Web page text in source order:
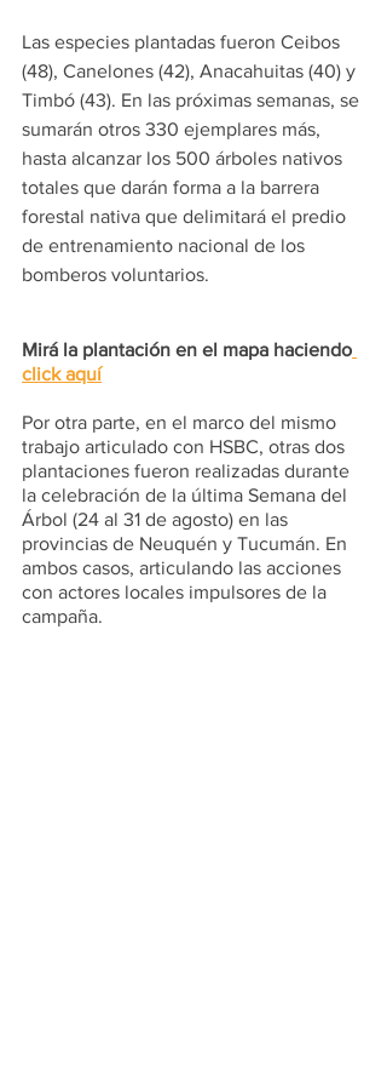
Las especies plantadas fueron Ceibos
(48), Canelones (42), Anacahuitas (40) y
Timbó (43). En las próximas semanas, se
sumarán otros 330 ejemplares más,
hasta alcanzar los 500 árboles nativos
totales que darán forma a la barrera
forestal nativa que delimitará el predio
de entrenamiento nacional de los
bomberos voluntarios.
Mirá la plantación en el mapa haciendo
click aquí
Por otra parte, en el marco del mismo
trabajo articulado con HSBC, otras dos
plantaciones fueron realizadas durante
la celebración de la última Semana del
Árbol (24 al 31 de agosto) en las
provincias de Neuquén y Tucumán. En
ambos casos, articulando las acciones
con actores locales impulsores de la
campaña.